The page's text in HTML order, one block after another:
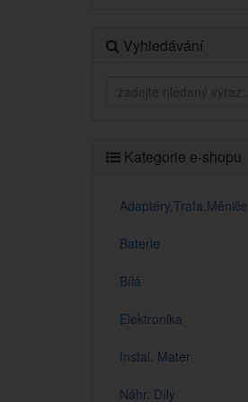
Vyhledávání
Kategorie e-shopu
Adaptéry,Trafa,Měniče
Baterie
Bílá
Elektronika
Instal. Mater
Náhr. Díly